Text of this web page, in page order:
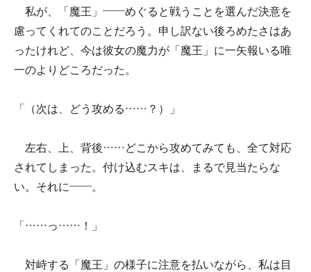
私が、「魔王」――めぐると戦うことを選んだ決意を
慮ってくれてのことだろう。申し訳ない後ろめたさはあ
ったけれど、今は彼女の魔力が「魔王」に一矢報いる唯
一のよりどころだった。
「（次は、どう攻める……？）」
左右、上、背後……どこから攻めてみても、全て対応
されてしまった。付け込むスキは、まるで見当たらな
い。それに――。
「……っ……！」
対峙する「魔王」の様子に注意を払いながら、私は目